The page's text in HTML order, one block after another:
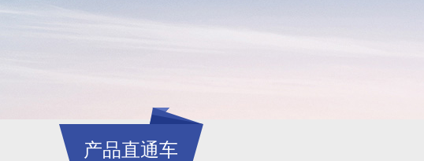
产品直通车